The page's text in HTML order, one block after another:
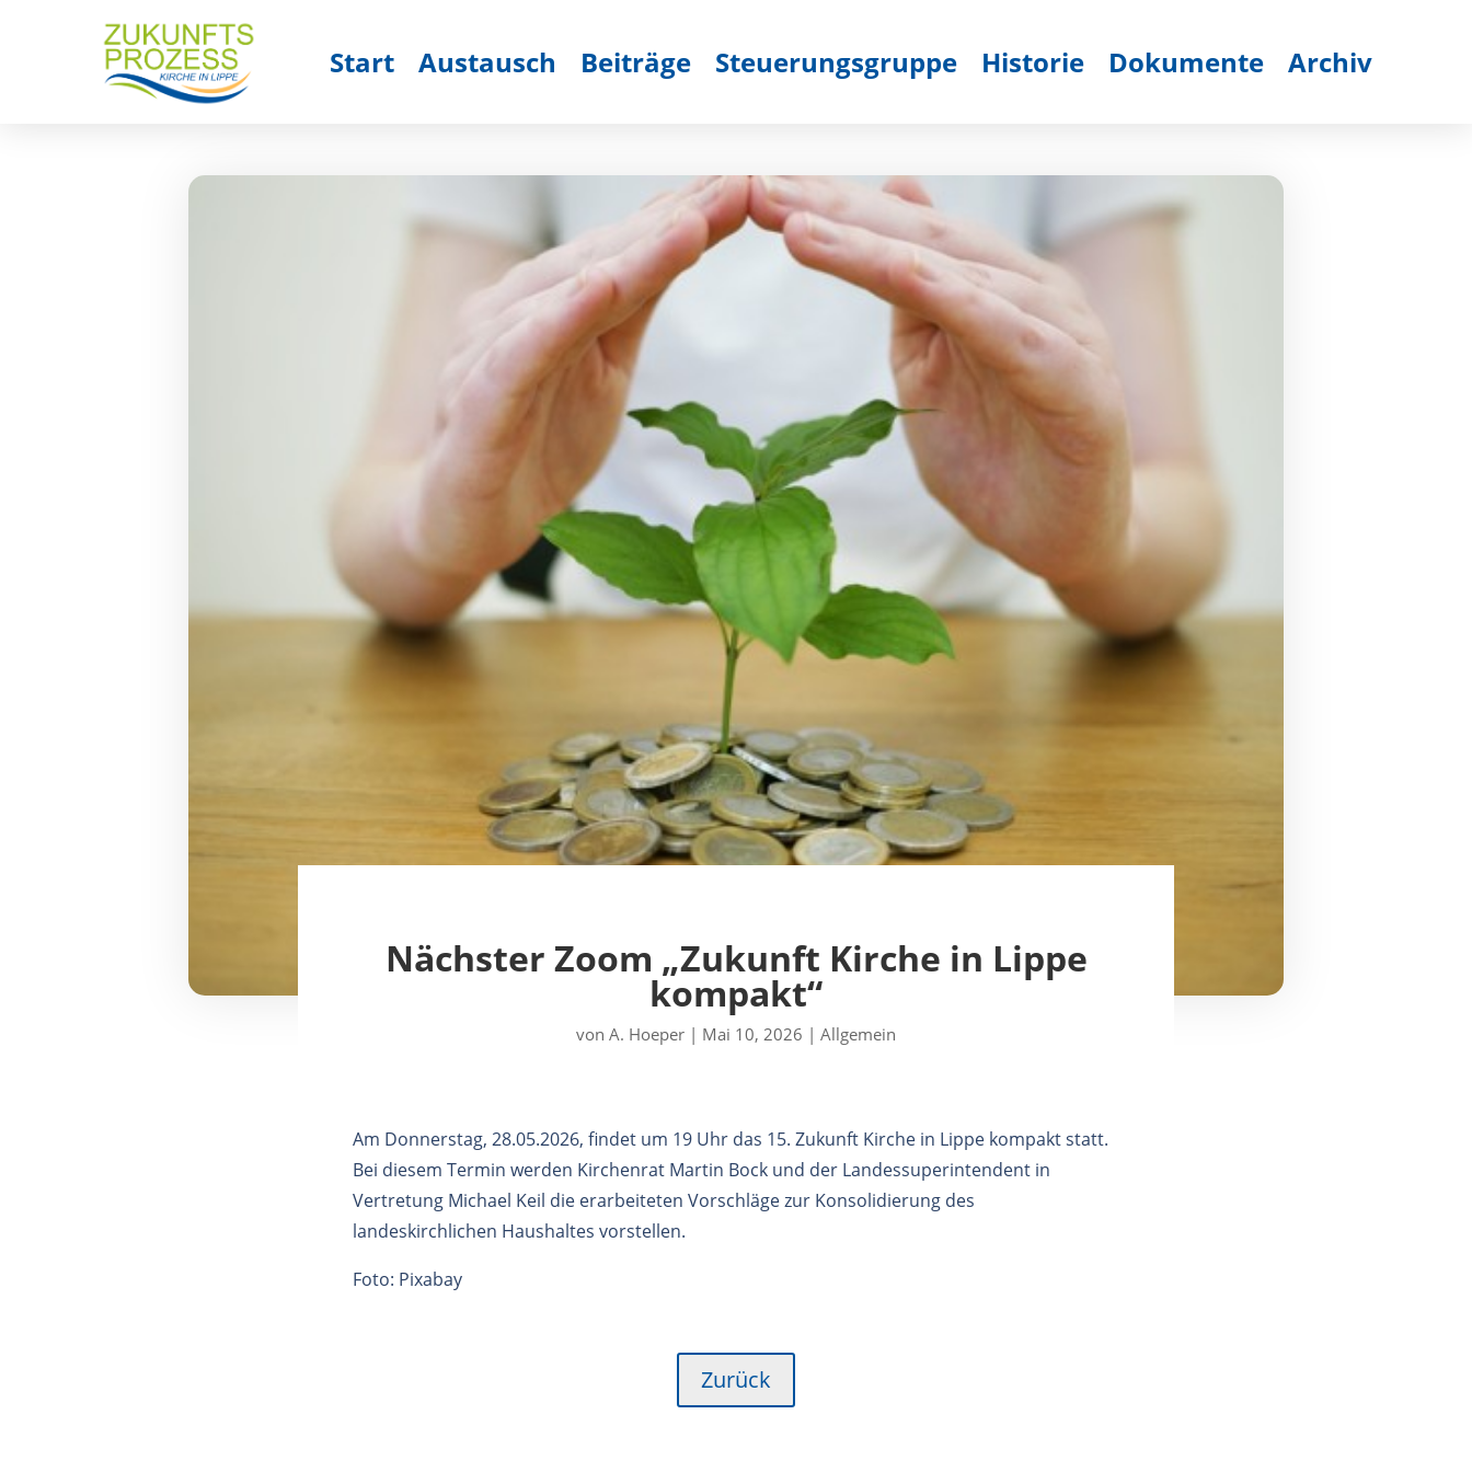
Start Austausch Beiträge Steuerungsgruppe Historie Dokumente Archiv
Nächster Zoom „Zukunft Kirche in Lippe
kompakt“
von A. Hoeper | Mai 10, 2026 | Allgemein
Am Donnerstag, 28.05.2026, findet um 19 Uhr das 15. Zukunft Kirche in Lippe kompakt statt.
Bei diesem Termin werden Kirchenrat Martin Bock und der Landessuperintendent in
Vertretung Michael Keil die erarbeiteten Vorschläge zur Konsolidierung des
landeskirchlichen Haushaltes vorstellen.
Foto: Pixabay
Zurück